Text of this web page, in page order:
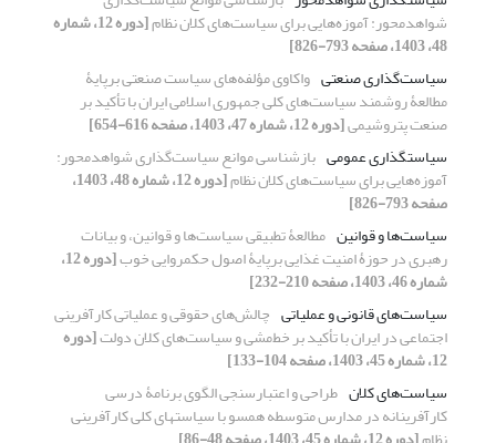
شواهدمحور: آموزه‌هایی برای سیاست‌های کلان نظام [دوره 12، شماره
48، 1403، صفحه 793-826]
سیاست‌گذاری صنعتی واکاوی مؤلفه‌های سیاست‌ صنعتی برپایۀ
مطالعۀ روشمند سیاست‌های کلی جمهوری اسلامی ایران با تأکید بر
صنعت پتروشیمی[دوره 12، شماره 47، 1403، صفحه 616-654]
سیاستگذاری عمومی بازشناسی موانع سیاست‌گذاری شواهدمحور:
آموزه‌هایی برای سیاست‌های کلان نظام [دوره 12، شماره 48، 1403،
صفحه 793-826]
سیاست‌‌ها و قوانین مطالعۀ تطبیقی سیاست‌ها و قوانین، و بیانات
رهبری در حوزۀ امنیت غذایی برپایۀ اصول حکمروایی خوب [دوره 12،
شماره 46، 1403، صفحه 210-232]
سیاست‌‌های قانونی و عملیاتی چالش‌‌های حقوقی و عملیاتی کارآفرینی
اجتماعی در ایران با تأکید بر خط‌مشی و سیاست‌‌های کلان دولت[دوره
12، شماره 45، 1403، صفحه 104-133]
سیاست‌‌های کلان طراحی و اعتبارسنجی الگوی برنامۀ درسی
کارآفرینانه در مدارس متوسطه همسو با سیاست‏های کلی کارآفرینی